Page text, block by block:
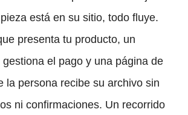
está en su sitio, todo fluye.
presenta tu producto, un
el pago y una página de
la persona recibe su archivo sin
ni confirmaciones. Un recorrido